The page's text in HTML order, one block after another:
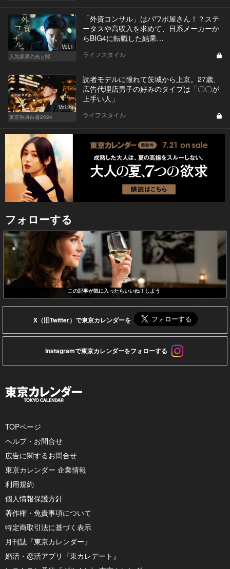
Vol.1
人気業界の光と闇
「外資コンサル」はパワポ屋さん！？ステ
ータスや高収入を求めて、日系メーカーか
らBIG4に転職した結果…
ライフスタイル
Vol.23
東京独身白書2024
読者モデルに憧れて茨城から上京。27歳、
広告代理店男子の好みのタイプは「〇〇が
上手い人」
ライフスタイル
フォローする
この記事が気に入ったらいいね！しよう
X（旧Twitter）で東京カレンダーを
Instagramで東京カレンダーをフォローする
TOPページ
ヘルプ・お問合せ
広告に関するお問合せ
東京カレンダー 企業情報
利用規約
個人情報保護方針
著作権・免責事項について
特定商取引法に基づく表示
月刊誌『東京カレンダー』
婚活・恋活アプリ『東カレデート』